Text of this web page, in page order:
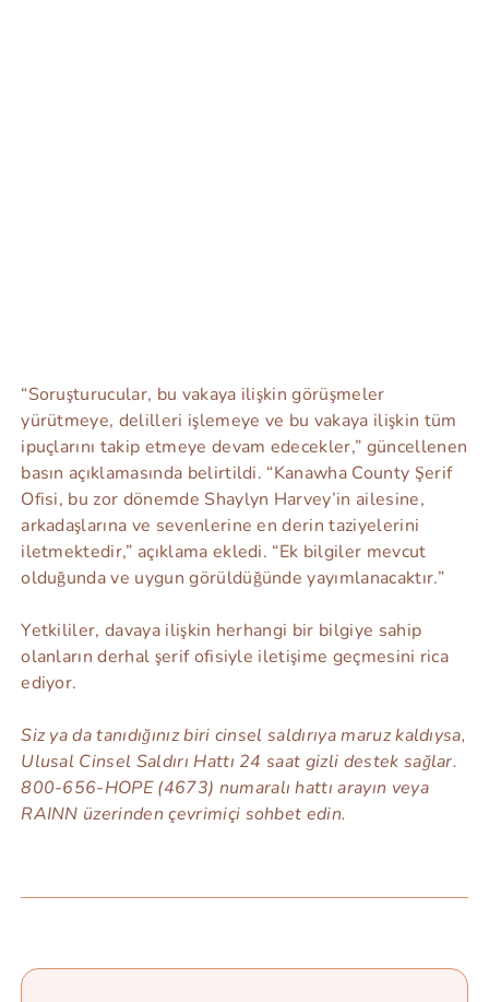
“Soruşturucular, bu vakaya ilişkin görüşmeler
yürütmeye, delilleri işlemeye ve bu vakaya ilişkin tüm
ipuçlarını takip etmeye devam edecekler,” güncellenen
basın açıklamasında belirtildi. “Kanawha County Şerif
Ofisi, bu zor dönemde Shaylyn Harvey’in ailesine,
arkadaşlarına ve sevenlerine en derin taziyelerini
iletmektedir,” açıklama ekledi. “Ek bilgiler mevcut
olduğunda ve uygun görüldüğünde yayımlanacaktır.”
Yetkililer, davaya ilişkin herhangi bir bilgiye sahip
olanların derhal şerif ofisiyle iletişime geçmesini rica
ediyor.
Siz ya da tanıdığınız biri cinsel saldırıya maruz kaldıysa,
Ulusal Cinsel Saldırı Hattı 24 saat gizli destek sağlar.
800-656-HOPE (4673) numaralı hattı arayın veya
RAINN üzerinden çevrimiçi sohbet edin.